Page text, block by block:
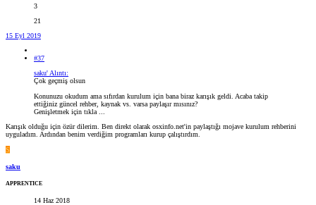
3
21
15 Eyl 2019
#37
saku' Alıntı:
Çok geçmiş olsun
Konunuzu okudum ama sıfırdan kurulum için bana biraz karışık geldi. Acaba takip
ettiğiniz güncel rehber, kaynak vs. varsa paylaşır mısınız?
Genişletmek için tıkla ...
Karışık olduğu için özür dilerim. Ben direkt olarak osxinfo.net'in paylaştığı mojave kurulum rehberini
uyguladım. Ardından benim verdiğim programları kurup çalıştırdım.
S
saku
APPRENTICE
14 Haz 2018